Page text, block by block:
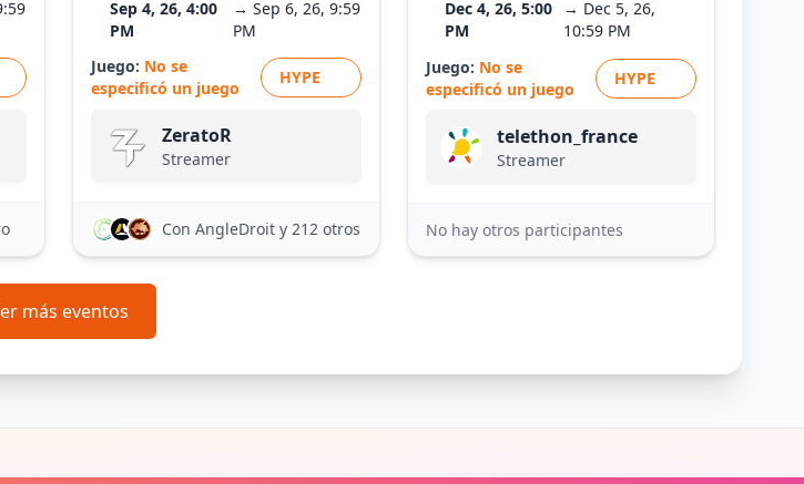
Sep 4, 26, 4:00
PM
→ Sep 6, 26, 9:59
PM
Juego: No se
especificó un juego
HYPE
ZeratoR
Streamer
Con AngleDroit y 212 otros
Dec 4, 26, 5:00
PM
→ Dec 5, 26,
10:59 PM
Juego: No se
especificó un juego
HYPE
telethon_france
Streamer
No hay otros participantes
más eventos